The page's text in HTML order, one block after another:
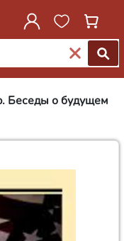
Беседы о будущем